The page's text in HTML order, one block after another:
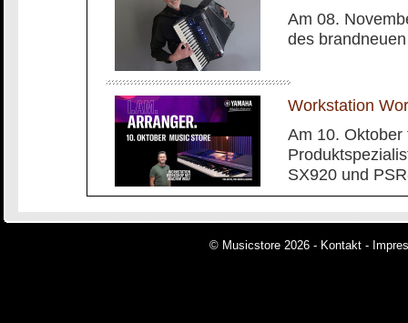
Am 08.
des
Workstation
Am 10.
SX920 und
© Musicstore 2026 - Kontakt -